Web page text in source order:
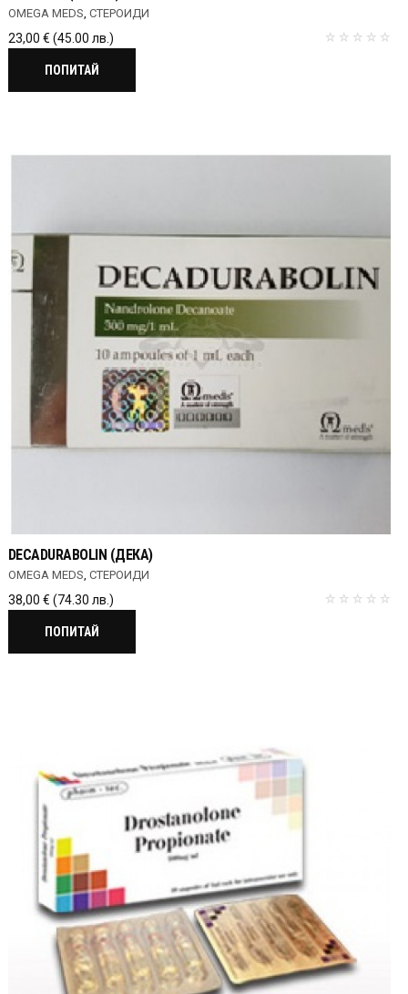
OMEGA MEDS, СТЕРОИДИ
23,00 € (45.00 лв.)
ПОПИТАЙ
DECADURABOLIN (ДЕКА)
OMEGA MEDS, СТЕРОИДИ
38,00 € (74.30 лв.)
ПОПИТАЙ